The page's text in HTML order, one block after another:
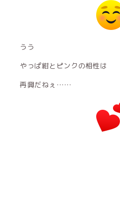
うう
やっぱ紺とピンクの相性は
再興だねぇ……